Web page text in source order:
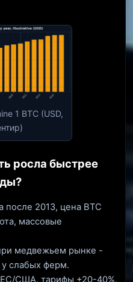
1 BTC (USD,
росла быстрее
после 2013, цена BTC
массовые
медвежьем рынке -
слабых ферм.
ЕС/США, тарифы +20-40%,